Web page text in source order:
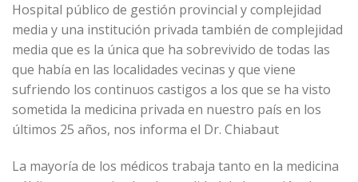
Hospital público de gestión provincial y complejidad
media y una institución privada también de complejidad
media que es la única que ha sobrevivido de todas las
que había en las localidades vecinas y que viene
sufriendo los continuos castigos a los que se ha visto
sometida la medicina privada en nuestro país en los
últimos 25 años, nos informa el Dr. Chiabaut
La mayoría de los médicos trabaja tanto en la medicina